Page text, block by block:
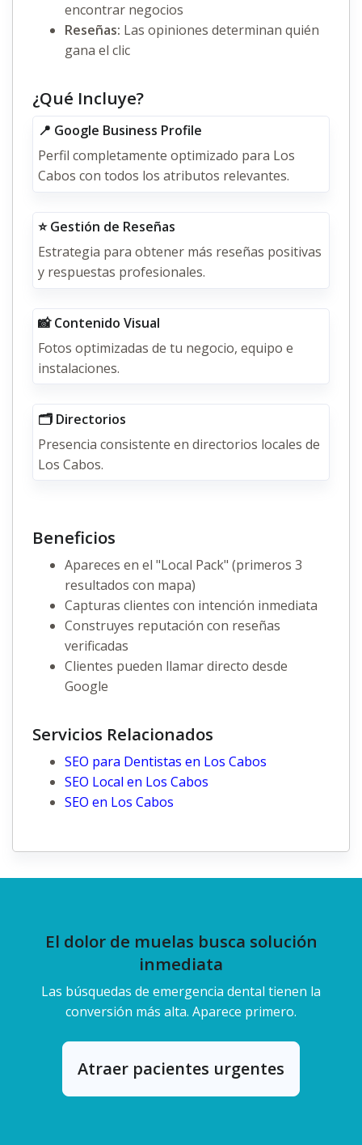
encontrar negocios
Reseñas: Las opiniones determinan quién
gana el clic
¿Qué Incluye?
📍 Google Business Profile
Perfil completamente optimizado para Los
Cabos con todos los atributos relevantes.
⭐ Gestión de Reseñas
Estrategia para obtener más reseñas positivas
y respuestas profesionales.
📸 Contenido Visual
Fotos optimizadas de tu negocio, equipo e
instalaciones.
🗂️ Directorios
Presencia consistente en directorios locales de
Los Cabos.
Beneficios
Apareces en el "Local Pack" (primeros 3
resultados con mapa)
Capturas clientes con intención inmediata
Construyes reputación con reseñas
verificadas
Clientes pueden llamar directo desde
Google
Servicios Relacionados
SEO para Dentistas en Los Cabos
SEO Local en Los Cabos
SEO en Los Cabos
El dolor de muelas busca solución
inmediata
Las búsquedas de emergencia dental tienen la
conversión más alta. Aparece primero.
Atraer pacientes urgentes